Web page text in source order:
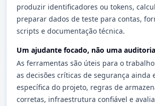
produzir identificadores ou tokens,
preparar dados de teste para contas,
scripts e documentação técnica.
Um ajudante focado, não uma
As ferramentas são úteis para o
as decisões críticas de segurança ainda
específica do projeto, regras de
corretas, infraestrutura confiável e